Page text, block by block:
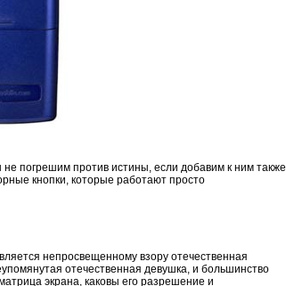
погрешим против истины, если добавим к ним также
кнопки, которые работают просто
непросвещенному взору отечественная
отечественная девушка, и большинство
экрана, каковы его разрешение и